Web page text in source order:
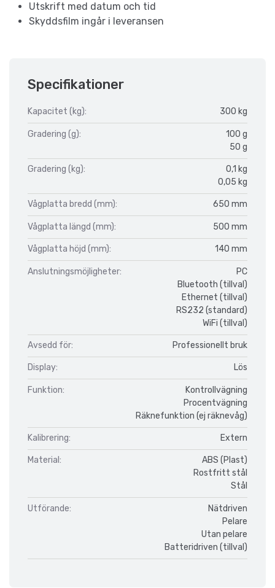
Utskrift med datum och tid
Skyddsfilm ingår i leveransen
Specifikationer
Kapacitet (kg): 300 kg
Gradering (g):
100 g
50 g
Gradering (kg):
0,1 kg
0,05 kg
Vågplatta bredd (mm): 650 mm
Vågplatta längd (mm): 500 mm
Vågplatta höjd (mm): 140 mm
Anslutningsmöjligheter:
PC
Bluetooth (tillval)
Ethernet (tillval)
RS232 (standard)
WiFi (tillval)
Avsedd för: Professionellt bruk
Display: Lös
Funktion:
Kontrollvägning
Procentvägning
Räknefunktion (ej räknevåg)
Kalibrering: Extern
Material:
ABS (Plast)
Rostfritt stål
Stål
Utförande:
Nätdriven
Pelare
Utan pelare
Batteridriven (tillval)